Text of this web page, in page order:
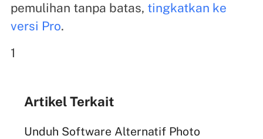
pemulihan tanpa batas, tingkatkan ke
versi Pro.
1
Artikel Terkait
Unduh Software Alternatif Photo